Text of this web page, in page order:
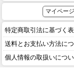
マイページ
特定商取引法に基づく
送料とお支払い方法に
個人情報の取扱いにつ